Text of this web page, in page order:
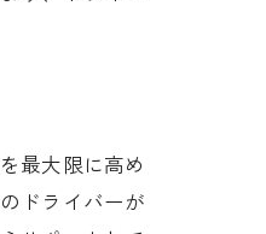
最大限に高め
ドライバーが